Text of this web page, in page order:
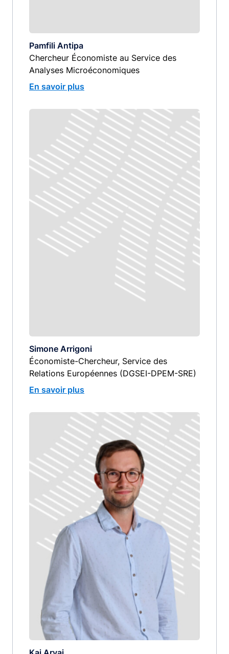
Pamfili Antipa
Chercheur Économiste au Service des
Analyses Microéconomiques
En savoir plus
image
Simone Arrigoni
Économiste-Chercheur, Service des
Relations Européennes (DGSEI-DPEM-SRE)
En savoir plus
image